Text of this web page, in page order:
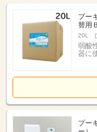
プー
替用
20L (
弱酸
器に
プー